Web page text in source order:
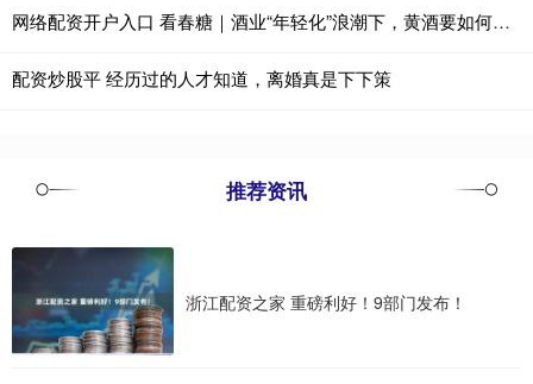
网络配资开户入口 看春糖｜酒业“年轻化”浪潮下，黄酒要如何破局？
配资炒股平 经历过的人才知道，离婚真是下下策
推荐资讯
浙江配资之家 重磅利好！9部门发布！